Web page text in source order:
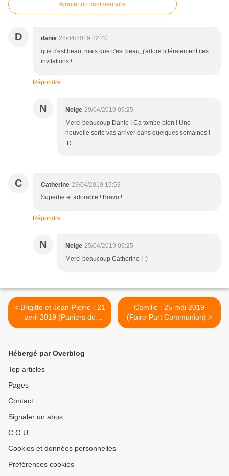
Ajouter un commentaire
D danie 28/04/2019 22:40
que c'est beau, mais que c'est beau, j'adore littéralement ces
invitations !
Répondre
N Neige 29/04/2019 09:25
Merci beaucoup Danie ! Ca tombe bien ! Une
nouvelle série vas arriver dans quelques semaines !
:D
C Catherine 23/04/2019 15:53
Superbe et adorable ! Bravo !
Répondre
N Neige 25/04/2019 09:25
Merci beaucoup Catherine ! :)
< Brigitte et Jean-Pierre : 21
avril 2019 (Paniers de
Chocolats de Pâques)
Camille : 25 mai 2019
(Faire-Part Communion) >
Hébergé par Overblog
Top articles
Pages
Contact
Signaler un abus
C.G.U.
Cookies et données personnelles
Préférences cookies